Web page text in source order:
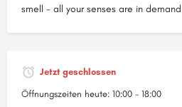
smell - all your senses are in
Jetzt geschlossen
Öffnungszeiten heute: 10:00 - 18:00